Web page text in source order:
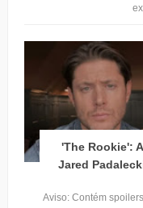
'The Rookie':
Jared
Aviso: Contém